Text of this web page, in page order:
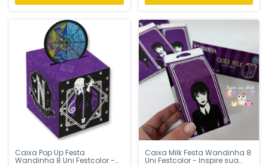
Caixa Pop Up Festa
Wandinha 8 Uni Festcolor -
Caixa Milk Festa Wandinha 8
Uni Festcolor - Inspire sua